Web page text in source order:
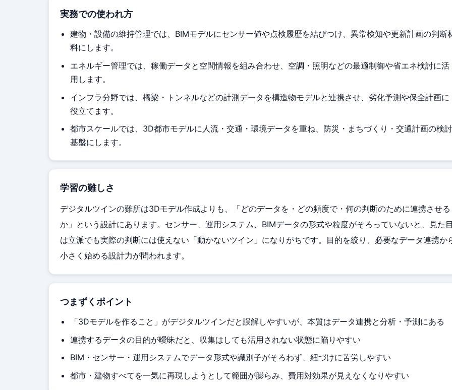
実務での使われ方
建物・設備の維持管理では、BIMモデルにセンサー値や点検履歴を結びつけ、異常検知や更新計画の判断
料にします。
エネルギー管理では、稼働データと空間情報を組み合わせ、空調・照明などの最適制御や省エネ検討に活
用します。
インフラ分野では、橋梁・トンネルなどの計測データを構造物モデルと連携させ、劣化予測や保全計画に
役立てます。
都市スケールでは、3D都市モデルに人流・交通・環境データを重ね、防災・まちづくり・交通計画の検討
基盤にします。
学習の難しさ
デジタルツインの難所は3Dモデル作成よりも、「どのデータを・どの頻度で・何の判断のために連携させる
か」という設計にあります。センサー、運用システム、BIMデータの形式や粒度がそろっていないと、見た目
は立派でも実際の判断には使えない「動かないツイン」になりがちです。目的を絞り、必要なデータ連携か
小さく始める設計力が問われます。
つまずくポイント
「3Dモデルを作ること」がデジタルツインだと誤解しやすいが、本質はデータ連携と分析・予測にある
連携するデータの目的が曖昧だと、収集はしても活用されない状態に陥りやすい
BIM・センサー・運用システムでデータ形式や識別子がそろわず、紐づけに苦労しやすい
都市・建物すべてを一気に再現しようとして範囲が膨らみ、費用対効果が見えなくなりやすい